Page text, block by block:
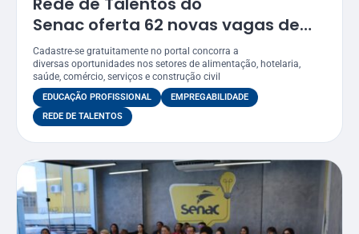
Senac oferta 62 novas vagas de
emprego em Sergipe
Cadastre-se gratuitamente no portal concorra a
diversas oportunidades nos setores de alimentação, hotelaria,
saúde, comércio, serviços e construção civil
EDUCAÇÃO PROFISSIONAL
EMPREGABILIDADE
REDE DE TALENTOS